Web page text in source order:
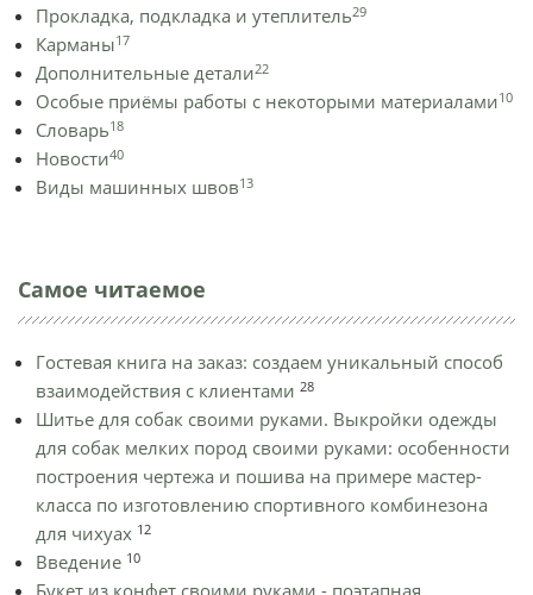
Прокладка, подкладка и утеплитель29
Карманы17
Дополнительные детали22
Особые приёмы работы с некоторыми материалами10
Словарь18
Новости40
Виды машинных швов13
Самое читаемое
Гостевая книга на заказ: создаем уникальный способ
взаимодействия с клиентами 28
Шитье для собак своими руками. Выкройки одежды
для собак мелких пород своими руками: особенности
построения чертежа и пошива на примере мастер-
класса по изготовлению спортивного комбинезона
для чихуах 12
Введение 10